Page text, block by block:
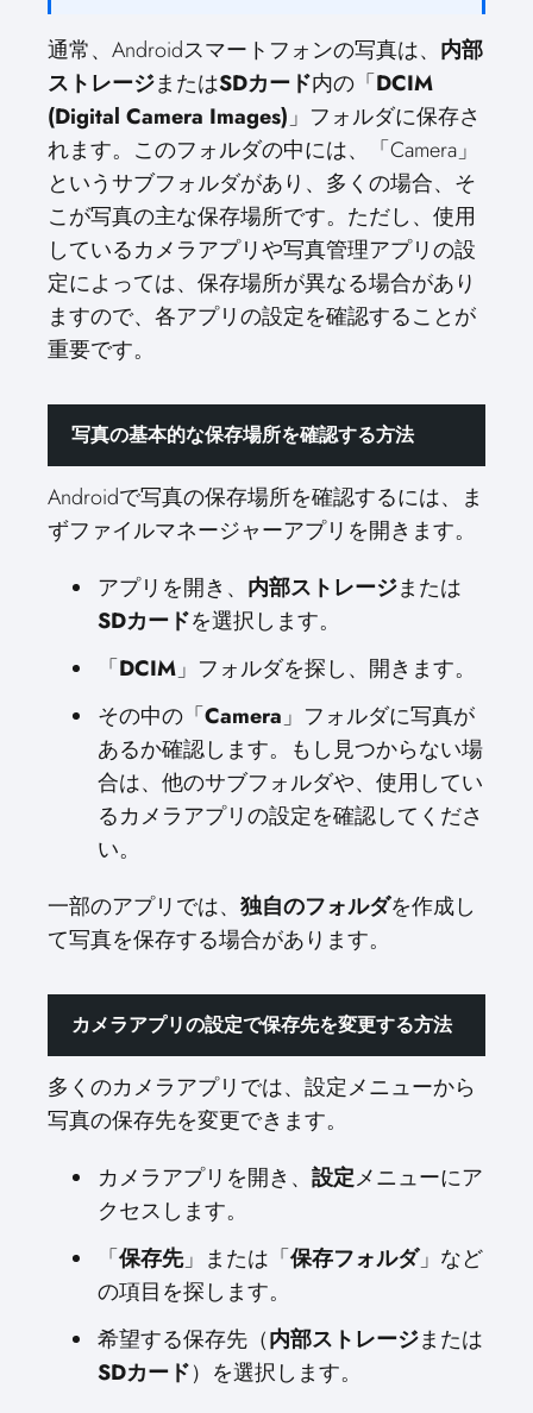
通常、Androidスマートフォンの写真は、 内部
ストレージまたはSDカード内の「DCIM
(Digital Camera Images)」フォルダに保存さ
れます。このフォルダの中には、「Camera」
というサブフォルダがあり、多くの場合、そ
こが写真の主な保存場所です。ただし、使用
しているカメラアプリや写真管理アプリの設
定によっては、保存場所が異なる場合があり
ますので、各アプリの設定を確認することが
重要です。
写真の基本的な保存場所を確認する方法
Androidで写真の保存場所を確認するには、ま
ずファイルマネージャーアプリを開きます。
アプリを開き、 内部ストレージまたは
SDカードを選択します。
「DCIM」フォルダを探し、開きます。
その中の「Camera」フォルダに写真が
あるか確認します。もし見つからない場
合は、他のサブフォルダや、使用してい
るカメラアプリの設定を確認してくださ
い。
一部のアプリでは、 独自のフォルダを作成し
て写真を保存する場合があります。
カメラアプリの設定で保存先を変更する方法
多くのカメラアプリでは、設定メニューから
写真の保存先を変更できます。
カメラアプリを開き、 設定メニューにア
クセスします。
「保存先」または「保存フォルダ」など
の項目を探します。
希望する保存先（内部ストレージまたは
SDカード）を選択します。